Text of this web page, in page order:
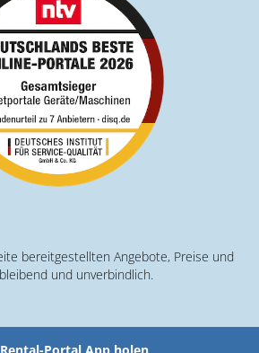
bereitgestellten Angebote, Preise und
und unverbindlich.